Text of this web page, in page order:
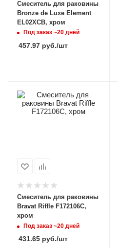
Смеситель для раковины
Bronze de Luxe Element
EL02XCB, хром
Под заказ ~20 дней
457.97 руб./шт
Смеситель для раковины
Bravat Riffle F172106C,
хром
Под заказ ~20 дней
431.65 руб./шт